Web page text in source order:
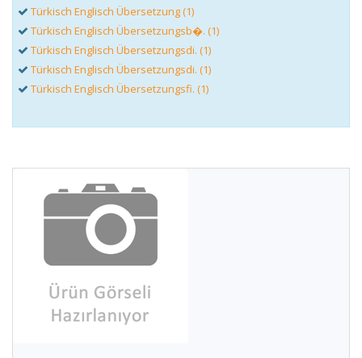
Türkisch Englisch Übersetzung (1)
Türkisch Englisch Übersetzungsb�. (1)
Türkisch Englisch Übersetzungsdi. (1)
Türkisch Englisch Übersetzungsdi. (1)
Türkisch Englisch Übersetzungsfi. (1)